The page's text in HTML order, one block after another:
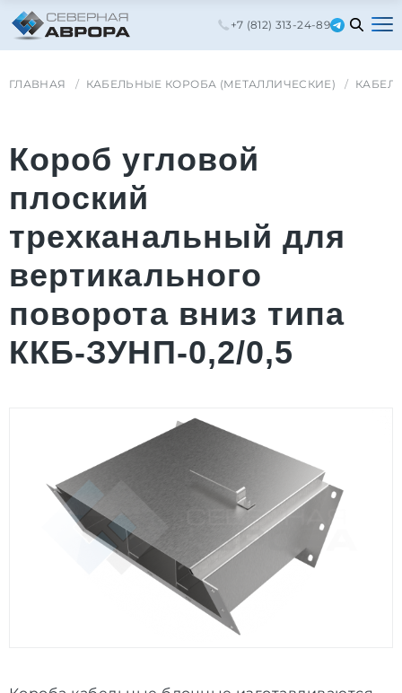
+7 (812) 313-24-89
ГЛАВНАЯ КАБЕЛЬНЫЕ КОРОБА (МЕТАЛЛИЧЕСКИЕ)
Короб угловой
плоский
трехканальный для
вертикального
поворота вниз типа
ККБ-ЗУНП-0,2/0,5